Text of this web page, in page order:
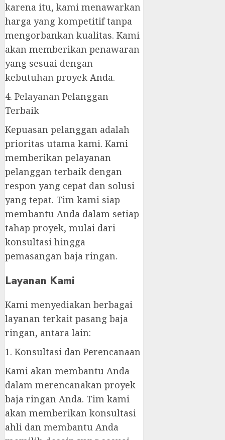
karena itu, kami menawarkan
harga yang kompetitif tanpa
mengorbankan kualitas. Kami
akan memberikan penawaran
yang sesuai dengan
kebutuhan proyek Anda.
4. Pelayanan Pelanggan
Terbaik
Kepuasan pelanggan adalah
prioritas utama kami. Kami
memberikan pelayanan
pelanggan terbaik dengan
respon yang cepat dan solusi
yang tepat. Tim kami siap
membantu Anda dalam setiap
tahap proyek, mulai dari
konsultasi hingga
pemasangan baja ringan.
Layanan Kami
Kami menyediakan berbagai
layanan terkait pasang baja
ringan, antara lain:
1. Konsultasi dan Perencanaan
Kami akan membantu Anda
dalam merencanakan proyek
baja ringan Anda. Tim kami
akan memberikan konsultasi
ahli dan membantu Anda